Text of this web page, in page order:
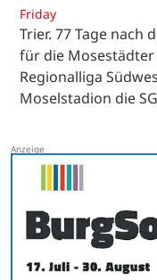
Friday
Trier. 77 Tage nach
für die
Regionalliga
Moselstadion die